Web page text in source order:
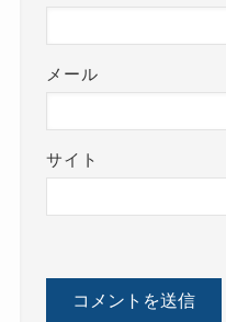
メール
サイト